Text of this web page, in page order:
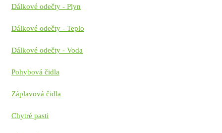
Dálkové odečty - Plyn
Dálkové odečty - Teplo
Dálkové odečty - Voda
Pohybová čidla
Záplavová čidla
Chytré pasti